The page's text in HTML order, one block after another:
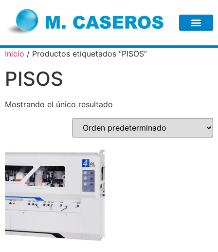
Inicio / Productos etiquetados “PISOS”
PISOS
Mostrando el único resultado